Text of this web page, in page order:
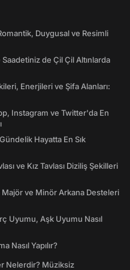
Duygusal ve Resimli
de Çil Çil Altınlarda
Enerjileri ve Şifa Alanları:
Instagram ve Twitter'da En
Hayatta En Sık
ve Kız Tavlası Diziliş Şekilleri
Majör ve Minör Arkana Desteleri
Uyumu, Aşk Uyumu Nasıl
Nasıl Yapılır?
Nelerdir? Müziksiz